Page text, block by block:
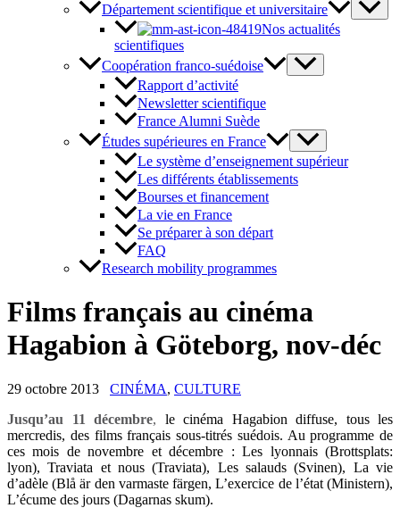
Département scientifique et universitaire
Nos actualités
scientifiques
Coopération franco-suédoise
Rapport d’activité
Newsletter scientifique
France Alumni Suède
Études supérieures en France
Le système d’enseignement supérieur
Les différents établissements
Bourses et financement
La vie en France
Se préparer à son départ
FAQ
Research mobility programmes
Films français au cinéma
Hagabion à Göteborg, nov-déc
29 octobre 2013 CINÉMA, CULTURE
Jusqu’au 11 décembre, le cinéma Hagabion diffuse, tous les
mercredis, des films français sous-titrés suédois. Au programme de
ces mois de novembre et décembre : Les lyonnais (Brottsplats:
lyon), Traviata et nous (Traviata), Les salauds (Svinen), La vie
d’adèle (Blå är den varmaste färgen, L’exercice de l’état (Ministern),
L’écume des jours (Dagarnas skum).